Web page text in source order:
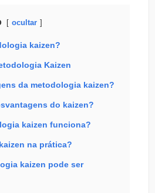
ocultar
kaizen?
Kaizen
da metodologia kaizen?
do kaizen?
kaizen funciona?
na prática?
kaizen pode ser